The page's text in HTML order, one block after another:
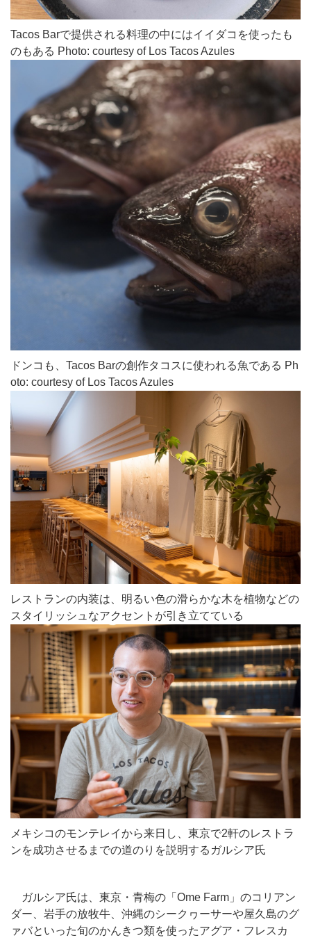
Tacos Barで提供される料理の中にはイイダコを使ったも
のもある Photo: courtesy of Los Tacos Azules
ドンコも、Tacos Barの創作タコスに使われる魚である Ph
oto: courtesy of Los Tacos Azules
レストランの内装は、明るい色の滑らかな木を植物などの
スタイリッシュなアクセントが引き立てている
メキシコのモンテレイから来日し、東京で2軒のレストラ
ンを成功させるまでの道のりを説明するガルシア氏
ガルシア氏は、東京・青梅の「Ome Farm」のコリアン
ダー、岩手の放牧牛、沖縄のシークヮーサーや屋久島のグ
ァバといった旬のかんきつ類を使ったアグア・フレスカ